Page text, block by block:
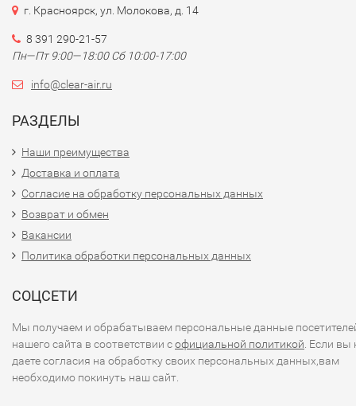
г. Красноярск, ул. Молокова, д. 14
8 391 290-21-57
Пн—Пт 9:00—18:00 Сб 10:00-17:00
info@clear-air.ru
РАЗДЕЛЫ
Наши преимущества
Доставка и оплата
Согласие на обработку персональных данных
Возврат и обмен
Вакансии
Политика обработки персональных данных
СОЦСЕТИ
Мы получаем и обрабатываем персональные данные
нашего сайта в соответствии софициальной политикой . Если вы
даете согласия на обработку своих персональных данных,вам
необходимо покинуть наш сайт.